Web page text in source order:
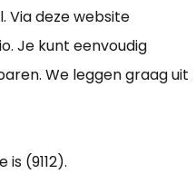
Via deze website
Je kunt eenvoudig
We leggen graag uit
(9112).